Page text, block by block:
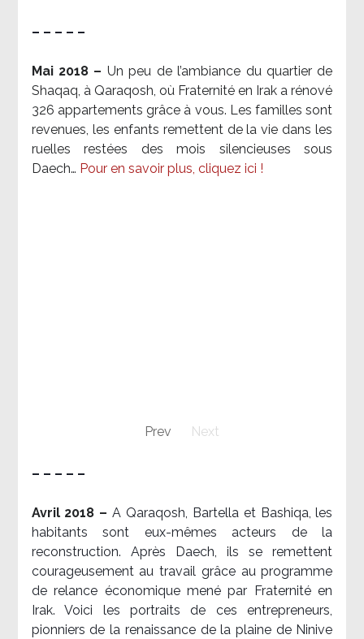
– – – – –
Mai 2018 – Un peu de l’ambiance du quartier de
Shaqaq, à Qaraqosh, où Fraternité en Irak a rénové
326 appartements grâce à vous. Les familles sont
revenues, les enfants remettent de la vie dans les
ruelles restées des mois silencieuses sous
Daech… Pour en savoir plus, cliquez ici !
Prev Next
– – – – –
Avril 2018 –A Qaraqosh, Bartella et Bashiqa, les
habitants sont eux-mêmes acteurs de la
reconstruction. Après Daech, ils se remettent
courageusement au travail grâce au programme
de relance économique mené par Fraternité en
Irak. Voici les portraits de ces entrepreneurs,
pionniers de la renaissance de la plaine de Ninive